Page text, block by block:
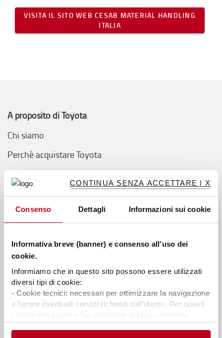
CONTINUA SENZA ACCETTARE | X
Consenso Dettagli Informazioni sui cookie
Informativa breve (banner) e consenso all’uso dei
cookie.
Informiamo che in questo sito possono essere utilizzati
diversi tipi di cookie:
- Cookie tecnici: necessari per ottimizzare la navigazione
e fornire eventuali servizi richiesti dall’utente. Per questi
cookie non occorre l’acquisizione del tuo consenso.
VISITA IL SITO WEB CESAB MATERIAL HANDLING
ITALIA
A proposito di Toyota
Chi siamo
Perchè acquistare Toyota
Toyota Service Concept
Toyota Production System
Sostenibilità
Trova il concessionario più vicino a te
Codice di Condotta, Helpline e Whisteblowing D.Lgs
24/2023
Logiconomi
Blog